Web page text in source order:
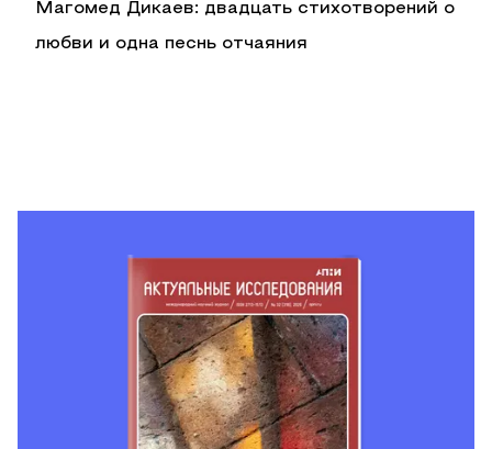
Магомед Дикаев: двадцать стихотворений о
любви и одна песнь отчаяния